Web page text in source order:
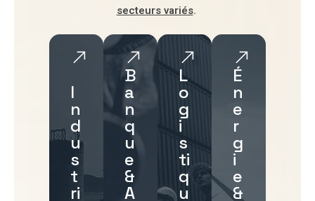
secteurs variés.
I
n
d
u
s
t
ri
B
a
n
q
u
e
&
A
L
o
g
i
s
ti
q
u
É
n
e
r
g
i
e
&